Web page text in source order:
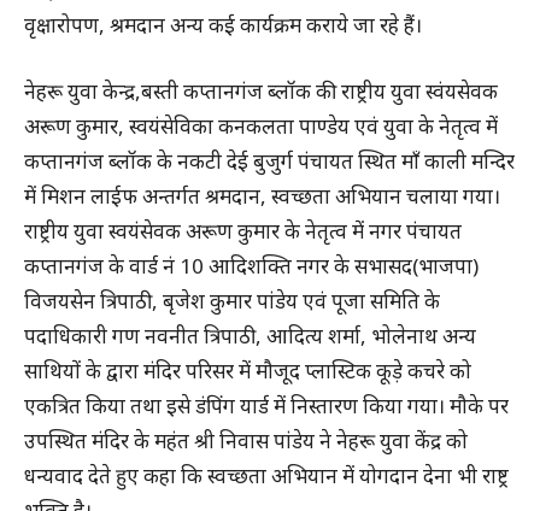
वृक्षारोपण, श्रमदान अन्य कई कार्यक्रम कराये जा रहे हैं।
नेहरू युवा केन्द्र,बस्ती कप्तानगंज ब्लॉक की राष्ट्रीय युवा स्वंयसेवक
अरूण कुमार, स्वयंसेविका कनकलता पाण्डेय एवं युवा के नेतृत्व में
कप्तानगंज ब्लॉक के नकटी देई बुजुर्ग पंचायत स्थित माँ काली मन्दिर
में मिशन लाईफ अन्तर्गत श्रमदान, स्वच्छता अभियान चलाया गया।
राष्ट्रीय युवा स्वयंसेवक अरूण कुमार के नेतृत्व में नगर पंचायत
कप्तानगंज के वार्ड नं 10 आदिशक्ति नगर के सभासद(भाजपा)
विजयसेन त्रिपाठी, बृजेश कुमार पांडेय एवं पूजा समिति के
पदाधिकारी गण नवनीत त्रिपाठी, आदित्य शर्मा, भोलेनाथ अन्य
साथियों के द्वारा मंदिर परिसर में मौजूद प्लास्टिक कूड़े कचरे को
एकत्रित किया तथा इसे डंपिंग यार्ड में निस्तारण किया गया। मौके पर
उपस्थित मंदिर के महंत श्री निवास पांडेय ने नेहरू युवा केंद्र को
धन्यवाद देते हुए कहा कि स्वच्छता अभियान में योगदान देना भी राष्ट्र